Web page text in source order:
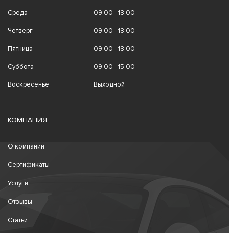
Среда 09:00 - 18:00
Четверг 09:00 - 18:00
Пятница 09:00 - 18:00
Суббота 09:00 - 15:00
Воскресенье Выходной
КОМПАНИЯ
О компании
Сертификаты
Услуги
Отзывы
Статьи